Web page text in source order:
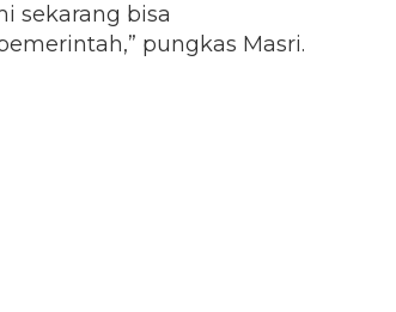
sekarang bisa
pungkas Masri.